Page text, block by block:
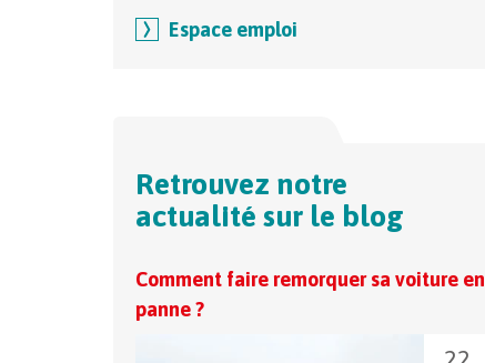
Espace emploi
Retrouvez notre
actualité sur le blog
Comment faire remorquer sa voiture en
panne ?